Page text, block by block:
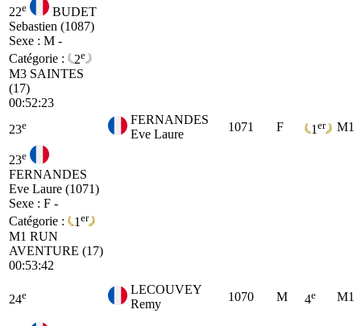
22e
BUDET
Sebastien (1087)
Sexe : M -
Catégorie :
2e
M3 SAINTES
(17)
00:52:23
23e
FERNANDES
Eve Laure
1071 F 1 er M1
23e
FERNANDES
Eve Laure (1071)
Sexe : F -
Catégorie :
1 er
M1 RUN
AVENTURE (17)
00:53:42
24e
LECOUVEY
Remy
1070 M 4e M1